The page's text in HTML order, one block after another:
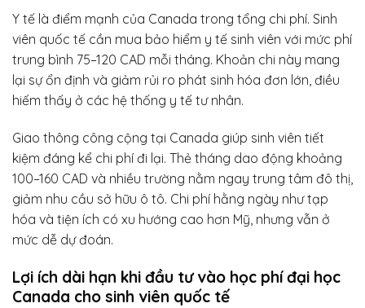
Y tế là điểm mạnh của Canada trong tổng chi phí. Sinh
viên quốc tế cần mua bảo hiểm y tế sinh viên với mức phí
trung bình 75–120 CAD mỗi tháng. Khoản chi này mang
lại sự ổn định và giảm rủi ro phát sinh hóa đơn lớn, điều
hiếm thấy ở các hệ thống y tế tư nhân.
Giao thông công cộng tại Canada giúp sinh viên tiết
kiệm đáng kể chi phí đi lại. Thẻ tháng dao động khoảng
100–160 CAD và nhiều trường nằm ngay trung tâm đô thị,
giảm nhu cầu sở hữu ô tô. Chi phí hằng ngày như tạp
hóa và tiện ích có xu hướng cao hơn Mỹ, nhưng vẫn ở
mức dễ dự đoán.
Lợi ích dài hạn khi đầu tư vào học phí đại học
Canada cho sinh viên quốc tế